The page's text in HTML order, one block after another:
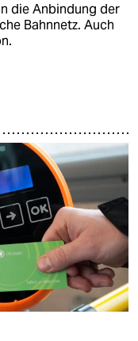
die Anbindung der
Bahnnetz. Auch